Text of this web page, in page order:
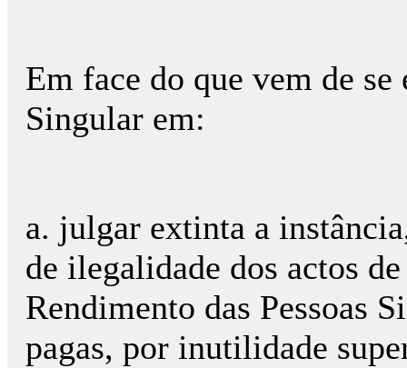
Em face do que vem de
Singular em:
a. julgar extinta a
de ilegalidade dos actos
Rendimento das Pessoas
pagas, por inutilidade